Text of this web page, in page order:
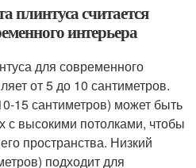
плинтуса считается
интерьера
для современного
от 5 до 10 сантиметров.
15 сантиметров) может быть
с высокими потолками, чтобы
пространства. Низкий
подходит для